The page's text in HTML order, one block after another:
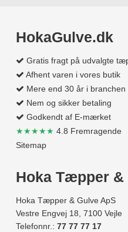
HokaGulve.dk
Gratis fragt på udvalgte
Afhent varen i vores butik
Mere end 30 år i branchen
Nem og sikker betaling
Godkendt af E-mærket
★★★★★ 4.8 Fremragende
Sitemap
Hoka Tæpper &
Hoka Tæpper & Gulve ApS
Vestre Engvej 18, 7100 Vejle
Telefonnr.: 77 77 77 17